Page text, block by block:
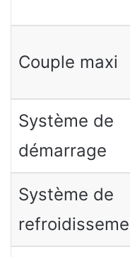
Couple maxi
Système de
démarrage
Système de